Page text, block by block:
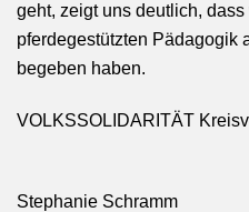
geht, zeigt uns deutlich,
pferdegestützten Pädagogik
begeben haben.
VOLKSSOLIDARITÄT
Stephanie Schramm